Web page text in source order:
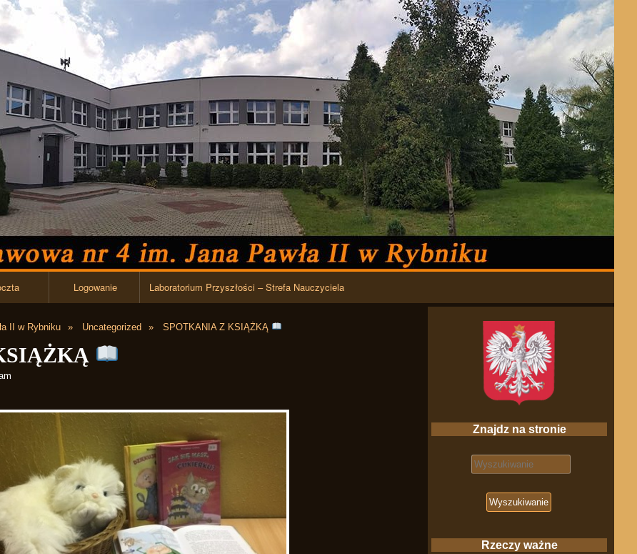
Przejdź do zawartości
Logowanie Laboratorium Przyszłości – Strefa Nauczyciela
II w Rybniku Uncategorized SPOTKANIA Z KSIĄŻKĄ
Znajdz na stronie
Search for:
Rzeczy ważne